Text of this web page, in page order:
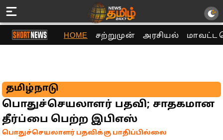
HOME சற்றுமுன் அரசியல் மாவட்ட
தமிழ்நாடு
பொதுச்செயலாளர் பதவி; சாதகமான
தீர்ப்பை பெற்ற இபிஎஸ்
பொதுச்செயலாளர் பதவிக்கு பாதிப்பில்லை